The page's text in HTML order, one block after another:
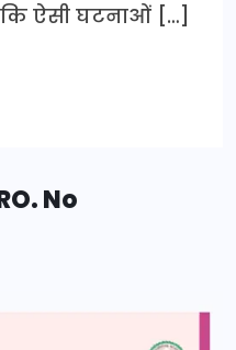
ऐसी घटनाओं […]
No